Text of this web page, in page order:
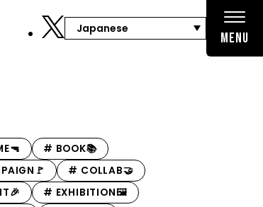
MENU
# BOOK📚
# COLLAB🤝
# EXHIBITION🖼️